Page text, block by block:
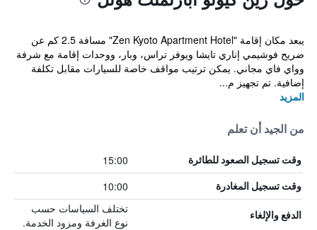
يبعد مكان إقامة "Zen Kyoto Apartment Hotel" مسافة 2.5 كم عن
ضريح فوشيمي إناري تايشا ويوفر تراس، وبار، ووحدات إقامة مع شرفة
وواي فاي مجاني. يمكن ترتيب مواقف خاصة للسيارات مقابل تكلفة
إضافية. تم تجهيز م...
المزيد
من الجيد أن تعلم
وقت تسجيل الصعود للطائرة 15:00
وقت تسجيل المغادرة 10:00
الدفع والإلغاء
تختلف السياسات حسب
نوع الغرفة ومزود الخدمة.